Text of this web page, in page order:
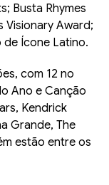
Busta Rhymes
Visionary Award;
de Ícone Latino.
com 12 no
Ano e Canção
Kendrick
Grande, The
estão entre os